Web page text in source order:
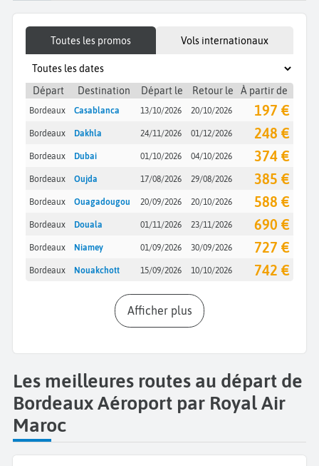
Toutes les promos Vols internationaux
Départ Destination Départ le Retour le À partir de
Bordeaux Casablanca 13/10/2026 20/10/2026 197 €
Bordeaux Dakhla 24/11/2026 01/12/2026 248 €
Bordeaux Dubai 01/10/2026 04/10/2026 374 €
Bordeaux Oujda 17/08/2026 29/08/2026 385 €
Bordeaux Ouagadougou 20/09/2026 20/10/2026 588 €
Bordeaux Douala 01/11/2026 23/11/2026 690 €
Bordeaux Niamey 01/09/2026 30/09/2026 727 €
Bordeaux Nouakchott 15/09/2026 10/10/2026 742 €
Afficher plus
Les meilleures routes au départ de
Bordeaux Aéroport par Royal Air
Maroc